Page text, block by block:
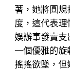
著，她將圓
度，這代表
娛辦事發賣支
一個優雅的
搖搖欲墜，